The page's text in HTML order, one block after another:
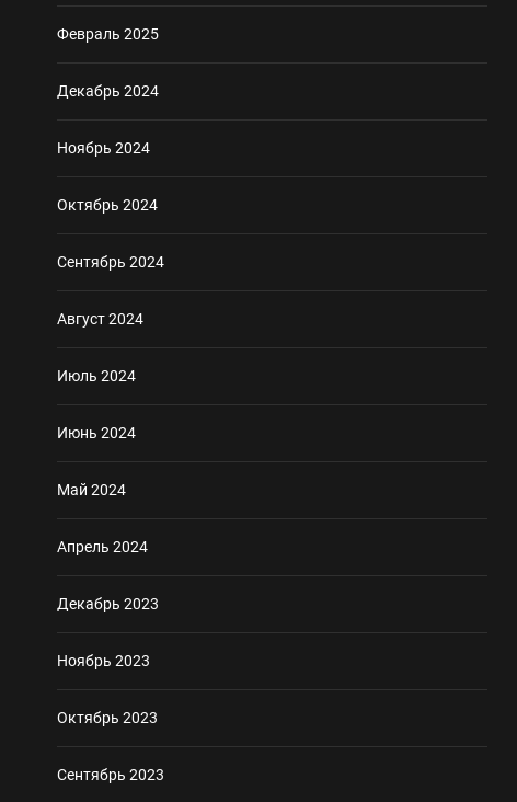
Февраль 2025
Декабрь 2024
Ноябрь 2024
Октябрь 2024
Сентябрь 2024
Август 2024
Июль 2024
Июнь 2024
Май 2024
Апрель 2024
Декабрь 2023
Ноябрь 2023
Октябрь 2023
Сентябрь 2023